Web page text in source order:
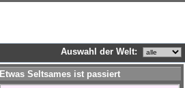
Auswahl der Welt:
Etwas Seltsames ist passiert